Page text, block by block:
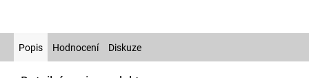
Popis Hodnocení Diskuze